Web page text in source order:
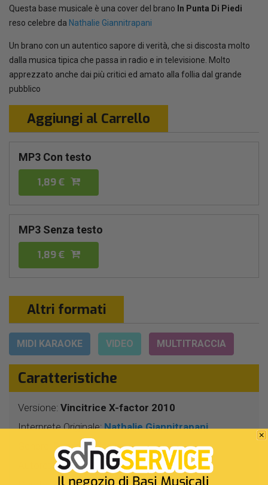
Questa base musicale è una cover del brano In Punta Di Piedi
reso celebre da Nathalie Giannitrapani
Un brano con un autentico sapore di verità, che si discosta molto
dalla musica tipica che passa in radio e in televisione. Molto
apprezzato anche dai più critici ed amato alla follia dal grande
pubblico
Aggiungi al Carrello
MP3 Con testo
1,89 €
MP3 Senza testo
1,89 €
Altri formati
MIDI KARAOKE VIDEO MULTITRACCIA
Caratteristiche
Versione: Vincitrice X-factor 2010
Interprete Originale:Nathalie Giannitrapani
Pop/rock Italiano
N.Giannitrapani